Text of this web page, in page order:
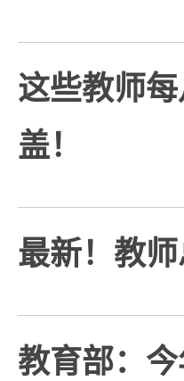
这些教师
盖！
最新！教师
教育部：